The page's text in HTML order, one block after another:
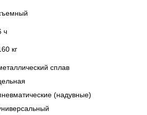
ч
кг
сплав
(надувные)